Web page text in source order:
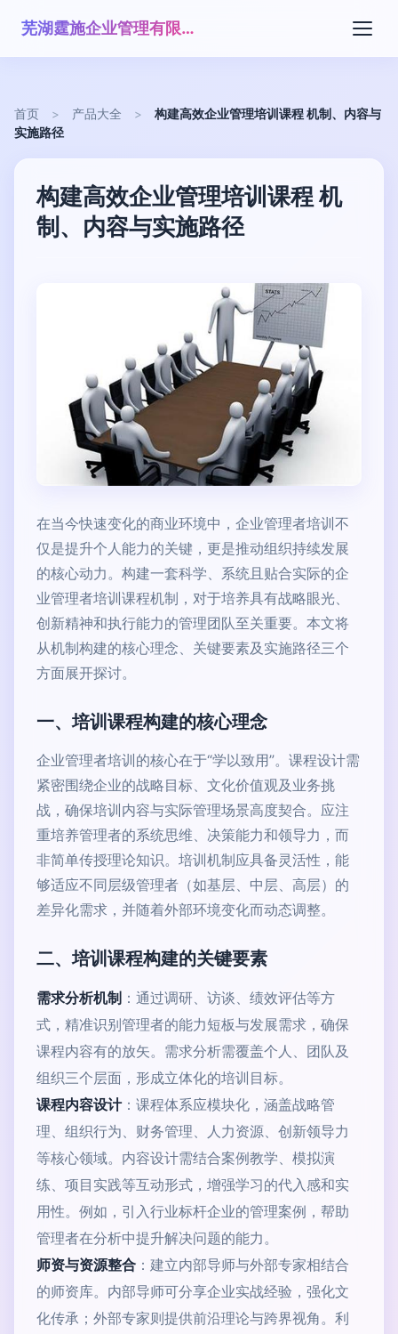
芜湖霆施企业管理有限公司
首页 > 产品大全 >
构建高效企业管理培训课程 机制、内容与
实施路径
构建高效企业管理培训课程 机
制、内容与实施路径
在当今快速变化的商业环境中，企业管理者培训不
仅是提升个人能力的关键，更是推动组织持续发展
的核心动力。构建一套科学、系统且贴合实际的企
业管理者培训课程机制，对于培养具有战略眼光、
创新精神和执行能力的管理团队至关重要。本文将
从机制构建的核心理念、关键要素及实施路径三个
方面展开探讨。
一、培训课程构建的核心理念
企业管理者培训的核心在于“学以致用”。课程设计需
紧密围绕企业的战略目标、文化价值观及业务挑
战，确保培训内容与实际管理场景高度契合。应注
重培养管理者的系统思维、决策能力和领导力，而
非简单传授理论知识。培训机制应具备灵活性，能
够适应不同层级管理者（如基层、中层、高层）的
差异化需求，并随着外部环境变化而动态调整。
二、培训课程构建的关键要素
需求分析机制 ：通过调研、访谈、绩效评估等方
式，精准识别管理者的能力短板与发展需求，确保
课程内容有的放矢。需求分析需覆盖个人、团队及
组织三个层面，形成立体化的培训目标。
课程内容设计：课程体系应模块化，涵盖战略管
理、组织行为、财务管理、人力资源、创新领导力
等核心领域。内容设计需结合案例教学、模拟演
练、项目实践等互动形式，增强学习的代入感和实
用性。例如，引入行业标杆企业的管理案例，帮助
管理者在分析中提升解决问题的能力。
师资与资源整合 ：建立内部导师与外部专家相结合
的师资库。内部导师可分享企业实战经验，强化文
化传承；外部专家则提供前沿理论与跨界视角。利